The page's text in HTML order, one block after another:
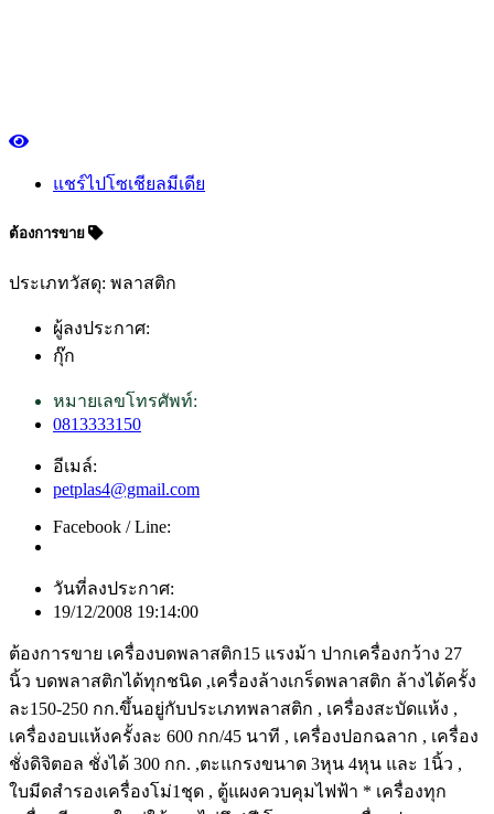
แชร์ไปโซเชียลมีเดีย
ต้องการขาย
ประเภทวัสดุ: พลาสติก
ผู้ลงประกาศ:
กุ๊ก
หมายเลขโทรศัพท์:
0813333150
อีเมล์:
petplas4@gmail.com
Facebook / Line:
วันที่ลงประกาศ:
19/12/2008 19:14:00
ต้องการขาย เครื่องบดพลาสติก15 แรงม้า ปากเครื่องกว้าง 27
นิ้ว บดพลาสติกได้ทุกชนิด ,เครื่องล้างเกร็ดพลาสติก ล้างได้ครั้ง
ละ150-250 กก.ขึ้นอยู่กับประเภทพลาสติก , เครื่องสะบัดแห้ง ,
เครื่องอบแห้งครั้งละ 600 กก/45 นาที , เครื่องปอกฉลาก , เครื่อง
ชั่งดิจิตอล ชั่งได้ 300 กก. ,ตะแกรงขนาด 3หุน 4หุน และ 1นิ้ว ,
ใบมีดสำรองเครื่องโม่1ชุด , ตู้แผงควบคุมไฟฟ้า * เครื่องทุก